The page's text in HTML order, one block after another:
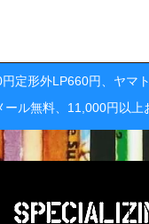
定形外LP660円、ヤマ
ル無料、11,000円以